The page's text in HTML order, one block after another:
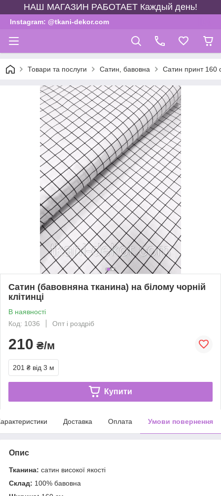
НАШ МАГАЗИН РАБОТАЕТ Каждый день!
Instagram: @tkani-dekor.com
Товари та послуги Сатин, бавовна Сатин принт 160
Сатин (бавовняна тканина) на білому чорній
клітинці
В наявності
Код: 1036
Опт і роздріб
210 ₴/м
201 ₴ від 3 м
Купити
Доставка Оплата Умови повернення
Опис
Тканина: сатин високої якості
Склад: 100% бавовна